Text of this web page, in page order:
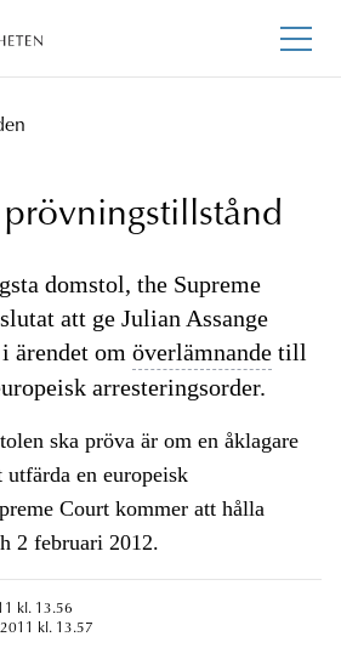
prövningstillstånd
domstol, the Supreme
att ge Julian Assange
i ärendet om överlämnande till
arresteringsorder.
ska pröva är om en åklagare
utfärda en europeisk
Court kommer att hålla
2 februari 2012.
kl. 13.56
kl. 13.57